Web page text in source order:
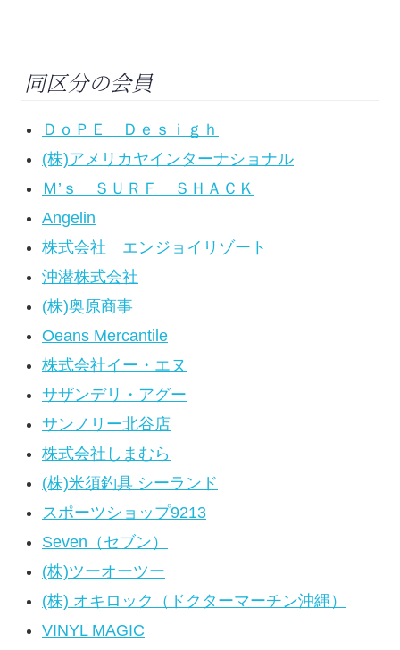
同区分の会員
ＤｏＰＥ Ｄｅｓｉｇｈ
(株)アメリカヤインターナショナル
Ｍ’ｓ ＳＵＲＦ ＳＨＡＣＫ
Angelin
株式会社 エンジョイリゾート
沖潜株式会社
(株)奥原商事
Oeans Mercantile
株式会社イー・エヌ
サザンデリ・アグー
サンノリー北谷店
株式会社しまむら
(株)米須釣具 シーランド
スポーツショップ9213
Seven（セブン）
(株)ツーオーツー
(株) オキロック（ドクターマーチン沖縄）
VINYL MAGIC